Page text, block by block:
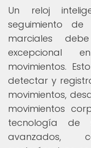
Un reloj
seguimiento de
marciales
excepcional
movimientos.
detectar y
movimientos,
movimientos
tecnología de
avanzados,